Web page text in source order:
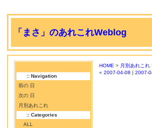
「まさ」のあれこれWeblog
:: Navigation
前の 日
次の 日
月別あれこれ
:: Categories
ALL
HOME > 月別あれこれ
« 2007-04-08 | 2007-